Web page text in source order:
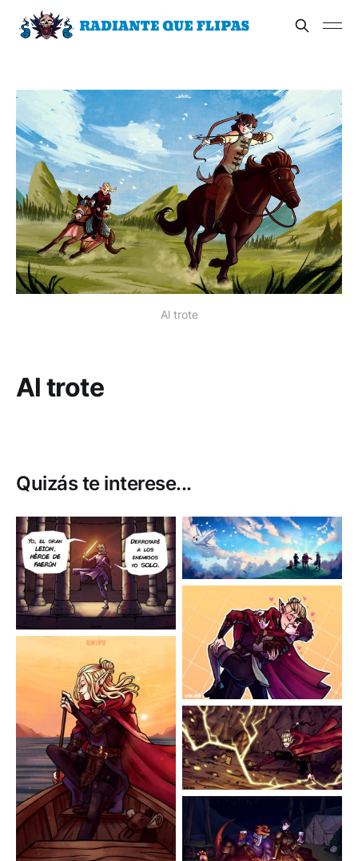
Al trote
Al trote
Quizás te interese...